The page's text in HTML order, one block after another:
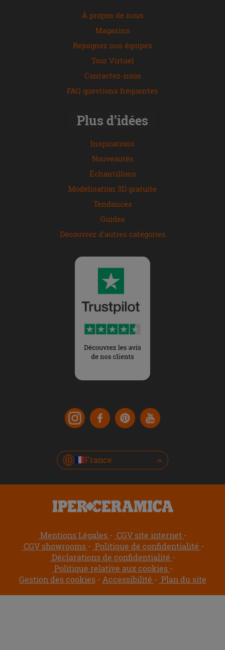
À propos de nous
Magasins
Rejoignez nos équipes
Tour Virtuel
Contactez-nous
FAQ questions fréquentes
Plus d’idées
Inspirations
Nouveautés
Échantillons
Modélisation 3D gratuite
Tendances
Guides
Découvrez d'autres catégories
France
Mentions Légales
CGV site internet
CGV showrooms
Politique de confidentialité
Déclarations de confidentialité
Politique relative aux cookies
Gestion des cookies
Accessibilité Plan du site